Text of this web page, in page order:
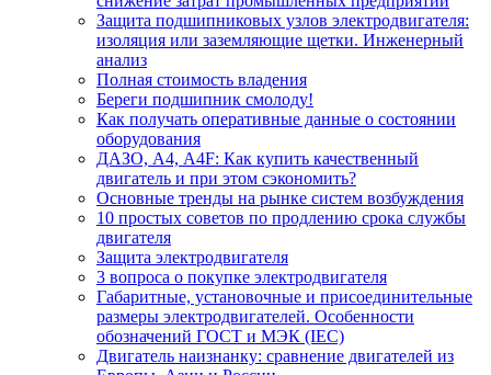
Защита подшипниковых узлов электродвигателя:
изоляция или заземляющие щетки. Инженерный
анализ
Полная стоимость владения
Береги подшипник смолоду!
Как получать оперативные данные о состоянии
оборудования
ДАЗО, А4, А4F: Как купить качественный
двигатель и при этом сэкономить?
Основные тренды на рынке систем возбуждения
10 простых советов по продлению срока службы
двигателя
Защита электродвигателя
3 вопроса о покупке электродвигателя
Габаритные, установочные и присоединительные
размеры электродвигателей. Особенности
обозначений ГОСТ и МЭК (IEC)
Двигатель наизнанку: сравнение двигателей из